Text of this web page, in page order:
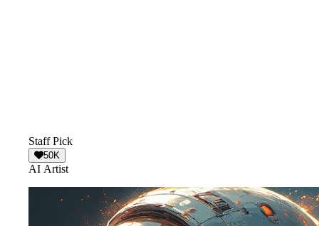
Staff Pick
50K
AI Artist